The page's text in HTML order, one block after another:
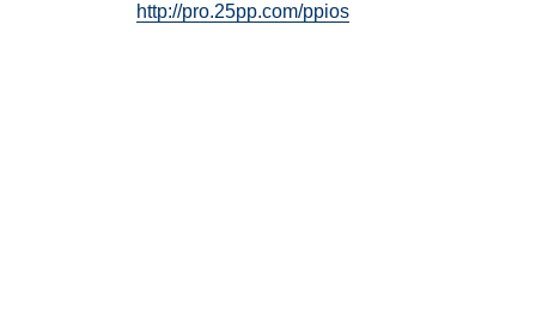
http://pro.25pp.com/ppios